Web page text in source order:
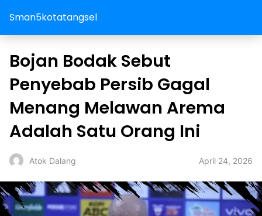
Sman5kotatangsel
Bojan Bodak Sebut
Penyebab Persib Gagal
Menang Melawan Arema
Adalah Satu Orang Ini
Atok Dalang April 24, 2026